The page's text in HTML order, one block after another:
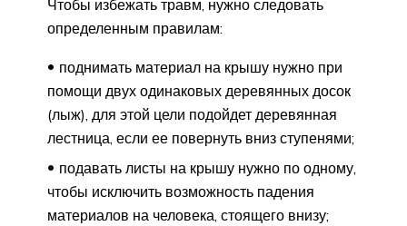
Чтобы избежать травм, нужно следовать
определенным правилам:
поднимать материал на крышу нужно при
помощи двух одинаковых деревянных досок
(лыж), для этой цели подойдет деревянная
лестница, если ее повернуть вниз ступенями;
подавать листы на крышу нужно по одному,
чтобы исключить возможность падения
материалов на человека, стоящего внизу;